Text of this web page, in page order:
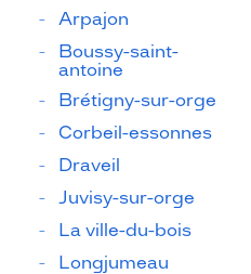
Arpajon
Boussy-saint-
antoine
Brétigny-sur-orge
Corbeil-essonnes
Draveil
Juvisy-sur-orge
La ville-du-bois
Longjumeau